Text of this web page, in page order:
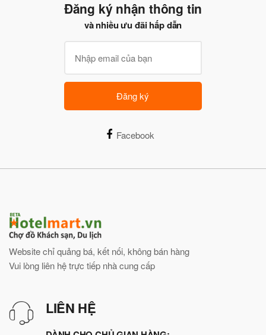
Đăng ký nhận thông tin
và nhiều ưu đãi hấp dẫn
Đăng ký
Facebook
Website chỉ quảng bá, kết nối, không bán hàng
Vui lòng liên hệ trực tiếp nhà cung cấp
LIÊN HỆ